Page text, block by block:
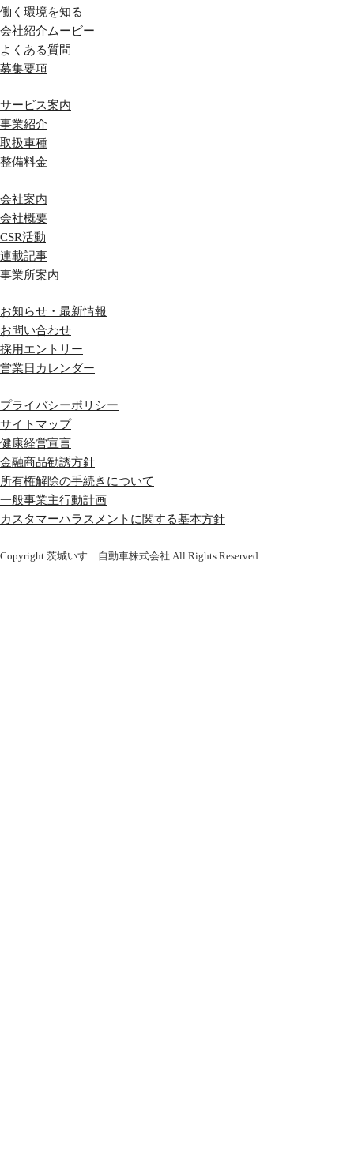
働く環境を知る
会社紹介ムービー
よくある質問
募集要項
サービス案内
事業紹介
取扱車種
整備料金
会社案内
会社概要
CSR活動
連載記事
事業所案内
お知らせ・最新情報
お問い合わせ
採用エントリー
営業日カレンダー
プライバシーポリシー
サイトマップ
健康経営宣言
金融商品勧誘方針
所有権解除の手続きについて
一般事業主行動計画
カスタマーハラスメントに関する基本方針
Copyright 茨城いすゞ自動車株式会社 All Rights Reserved.